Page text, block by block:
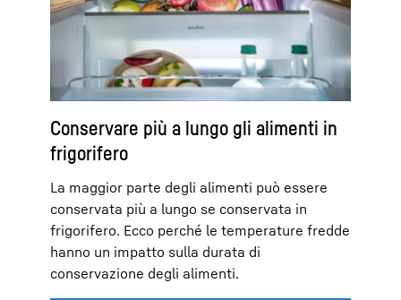
Conservare più a lungo gli alimenti in
frigorifero
La maggior parte degli alimenti può essere
conservata più a lungo se conservata in
frigorifero. Ecco perché le temperature fredde
hanno un impatto sulla durata di
conservazione degli alimenti.